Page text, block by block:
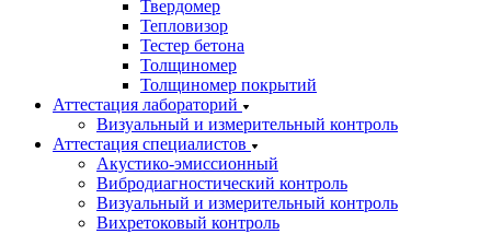
Твердомер
Тепловизор
Тестер бетона
Толщиномер
Толщиномер покрытий
Аттестация лабораторий
Визуальный и измерительный контроль
Аттестация специалистов
Акустико-эмиссионный
Вибродиагностический контроль
Визуальный и измерительный контроль
Вихретоковый контроль